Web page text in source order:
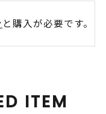
と購入が必要です。
ITEM